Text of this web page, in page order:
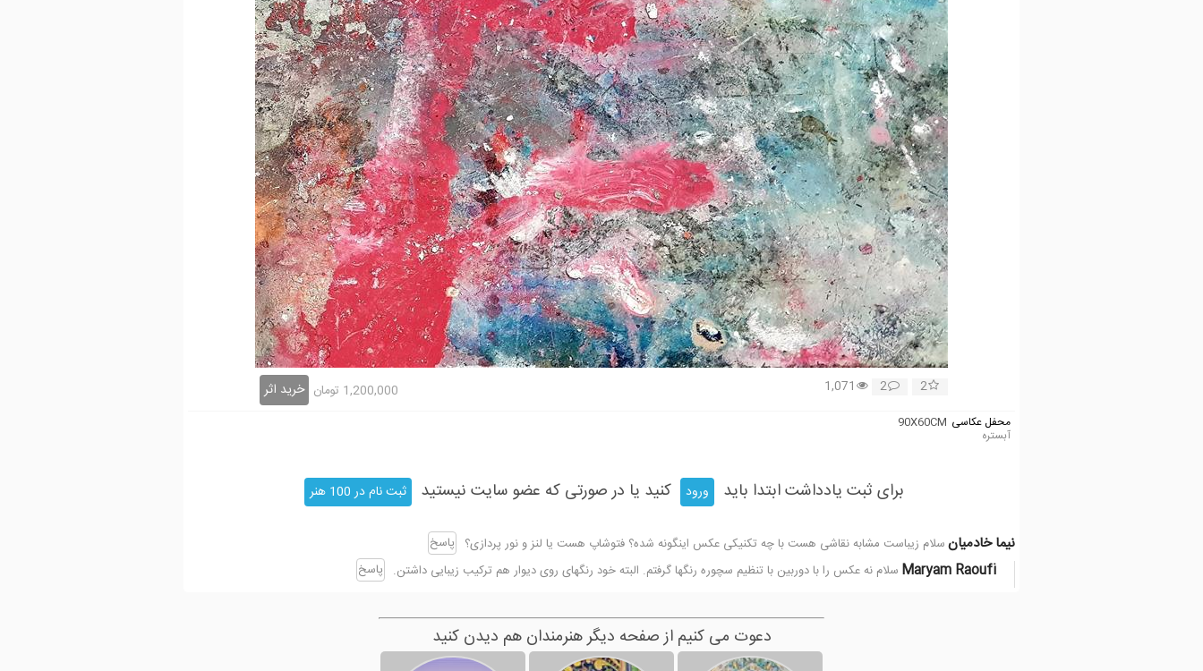
2
2
1,071
1,200,000 تومان خرید اثر
محفل عکاسی 90X60CM
آبستره
برای ثبت یادداشت ابتدا باید ورود کنید یا در صورتی که عضو سایت نیستید ثبت نام در 100 هنر
نیما خادمیانسلام زیباست مشابه نقاشی هست با چه تکنیکی عکس اینگونه شده؟ فتوشاپ هست یا لنز و نور پردازی؟ پاسخ
Maryam Raoufi سلام نه عکس را با دوربین با تنظیم سچوره رنگها گرفتم. البته خود رنگهای روی دیوار هم ترکیب زیبایی داشتن. پاسخ
دعوت می کنیم از صفحه دیگر هنرمندان هم دیدن کنید